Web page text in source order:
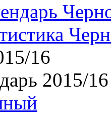
16
2015/16